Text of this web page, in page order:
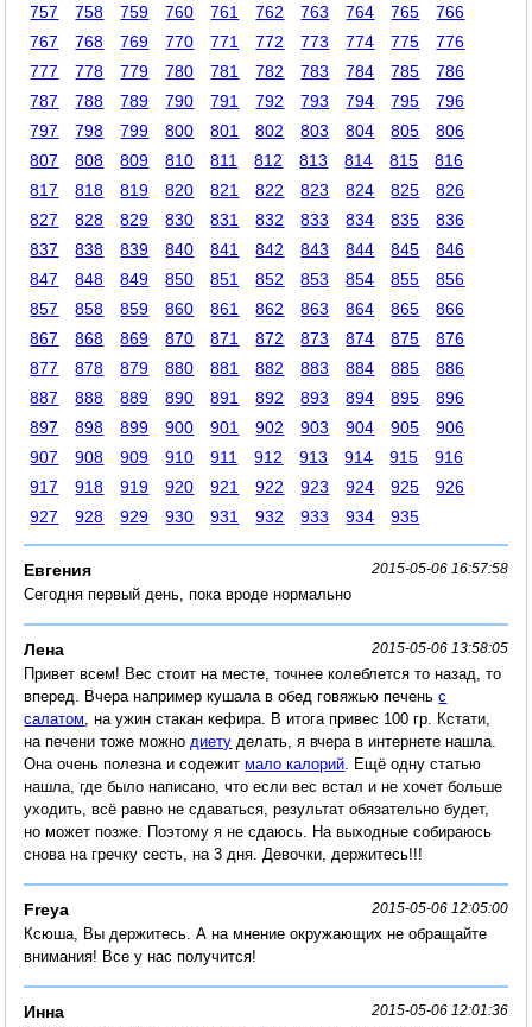
757
758 759 760 761 762 763 764 765
766
767
768 769 770 771 772 773 774 775
776
777
778 779 780 781 782 783 784 785
786
787
788 789 790 791 792 793 794 795
796
797
798 799 800 801 802 803 804 805
806
807
808 809 810 811 812 813 814 815
816
817
818 819 820 821 822 823 824 825
826
827
828 829 830 831 832 833 834 835
836
837
838 839 840 841 842 843 844 845
846
847
848 849 850 851 852 853 854 855
856
857
858 859 860 861 862 863 864 865
866
867
868 869 870 871 872 873 874 875
876
877
878 879 880 881 882 883 884 885
886
887
888 889 890 891 892 893 894 895
896
897
898 899 900 901 902 903 904 905
906
907
908 909 910 911 912 913 914 915
916
917
918 919 920 921 922 923 924 925
926
927
928 929 930 931 932 933 934 935
Евгения 2015-05-06 16:57:58
Сегодня первый день, пока вроде нормально
Лена 2015-05-06 13:58:05
Привет всем! Вес стоит на месте, точнее колеблется то назад, то
вперед. Вчера например кушала в обед говяжью печеньс
салатом , на ужин стакан кефира. В итога привес 100 гр. Кстати,
на печени тоже можно диету делать, я вчера в интернете нашла.
Она очень полезна и содежитмало калорий . Ещё одну статью
нашла, где было написано, что если вес встал и не хочет больше
уходить, всё равно не сдаваться, результат обязательно будет,
но может позже. Поэтому я не сдаюсь. На выходные собираюсь
снова на гречку сесть, на 3 дня. Девочки, держитесь!!!
Freya 2015-05-06 12:05:00
Ксюша, Вы держитесь. А на мнение окружающих не обращайте
внимания! Все у нас получится!
Инна 2015-05-06 12:01:36